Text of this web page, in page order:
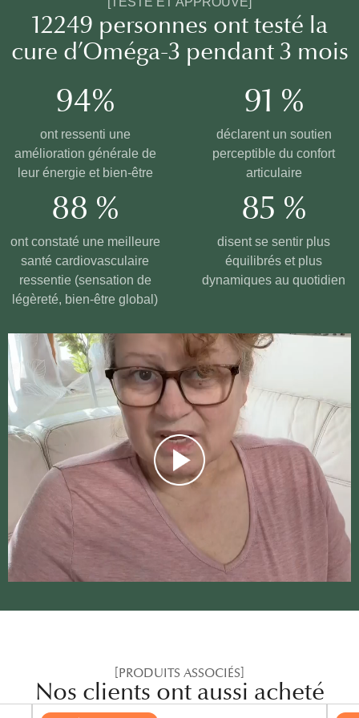
12249 personnes ont testé la
cure d’Oméga-3 pendant 3 mois
94%
ont ressenti une
amélioration générale de
leur énergie et bien-être
91 %
déclarent un soutien
perceptible du confort
articulaire
88 %
ont constaté une meilleure
santé cardiovasculaire
ressentie (sensation de
légèreté, bien-être global)
85 %
disent se sentir plus
équilibrés et plus
dynamiques au quotidien
[PRODUITS ASSOCIÉS]
Nos clients ont aussi acheté